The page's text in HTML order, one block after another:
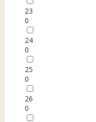
23
0
24
0
25
0
26
0